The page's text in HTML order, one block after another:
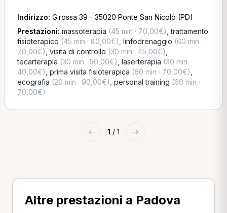
Indirizzo: G.rossa 39 - 35020 Ponte San Nicolò (PD)
Prestazioni: massoterapia (45 min · 70,00€) ,trattamento
fisioterapico (45 min · 80,00€) linfodrenaggio (60 min ·
70,00€) visita di controllo (30 min · 45,00€)
tecarterapia (30 min · 50,00€) laserterapia (30 min ·
40,00€) prima visita fisioterapica (60 min · 70,00€)
ecografia (20 min · 90,00€) personal training (60 min ·
70,00€)
← 1 / 1 →
Altre prestazioni a Padova